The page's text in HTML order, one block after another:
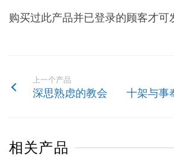
购买过此产品并已登录的顾客才可
上一个产品
深思熟虑的教会 十架与事
相关产品